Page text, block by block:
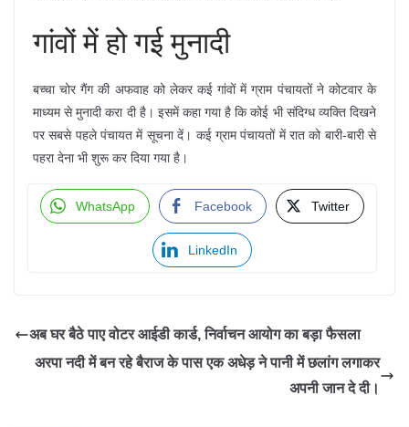
गांवों में हो गई मुनादी
बच्चा चोर गैंग की अफवाह को लेकर कई गांवों में ग्राम पंचायतों ने कोटवार के
माध्यम से मुनादी करा दी है। इसमें कहा गया है कि कोई भी संदिग्ध व्यक्ति दिखने
पर सबसे पहले पंचायत में सूचना दें। कई ग्राम पंचायतों में रात को बारी-बारी से
पहरा देना भी शुरू कर दिया गया है।
WhatsApp Facebook Twitter
LinkedIn
अब घर बैठे पाए वोटर आईडी कार्ड, निर्वाचन आयोग का बड़ा फैसला
अरपा नदी में बन रहे बैराज के पास एक अधेड़ ने पानी में छलांग लगाकर
अपनी जान दे दी।